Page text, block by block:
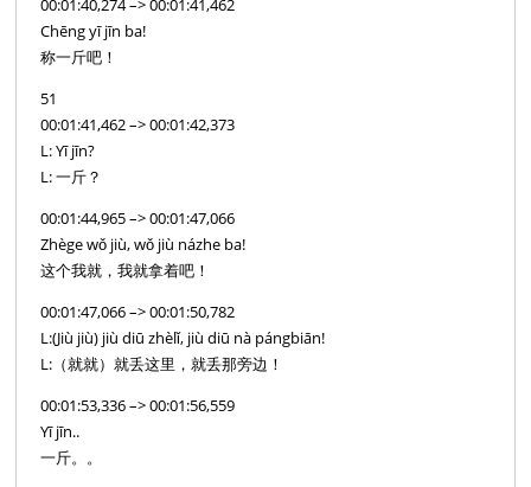
00:01:40,274 –> 00:01:41,462
Chēng yī jīn ba!
称一斤吧！
51
00:01:41,462 –> 00:01:42,373
L: Yī jīn?
L: 一斤？
00:01:44,965 –> 00:01:47,066
Zhège wǒ jiù, wǒ jiù názhe ba!
这个我就，我就拿着吧！
00:01:47,066 –> 00:01:50,782
L:(Jiù jiù) jiù diū zhèlǐ, jiù diū nà pángbiān!
L:（就就）就丢这里，就丢那旁边！
00:01:53,336 –> 00:01:56,559
Yī jīn..
一斤。。